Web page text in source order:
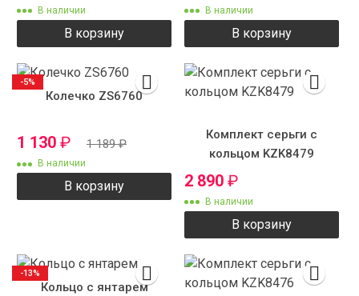
В наличии
В корзину
В наличии
В корзину
Колечко ZS6760
1 130 ₽ 1 189₽
В наличии
В корзину
-5%
Комплект серьги с
кольцом KZK8479
2 890 ₽
В наличии
В корзину
Кольцо с янтарем
-13%